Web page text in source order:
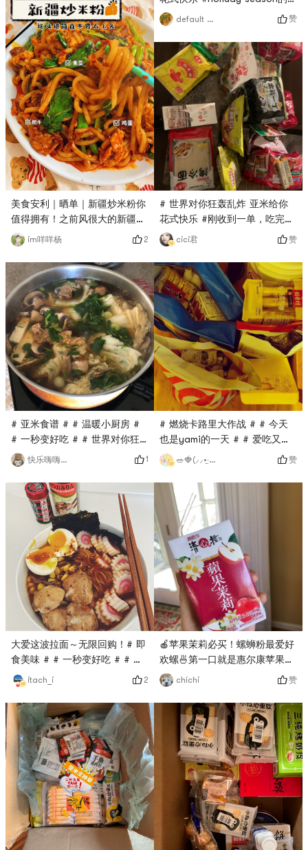
猪蹄先卤 冷却后 再炒随便加点
青菜 土豆好吃😋
美食安利｜晒单｜新疆炒米粉你
值得拥有！之前风很大的新疆炒
米粉我终于吃上了！！我买到的
是微辣口味的品牌是“粉鲜佳”！
米粉提前12小时浸泡才能缩短煮
粉的时间！不然要煮45分钟米粉
口感很劲道Q弹！！家里没什么
配菜就放了肥牛鸡蛋葱和青菜！
泡好的米粉先煮10分钟捞出过凉
水备用！锅里热油炒鸡蛋捞出放
葱花爆香放肥牛炒香！放青菜🥬
和米粉➕料包后加一丢丢水！收
干水份就可以起锅现在码字都还
在回味！😂可能我买到的是微辣
一整袋虽然看着红油很多的样
子…但辣度真的很低巴不得自己
再放几勺辣椒酱😂第一口还行越
次试试中辣或者爆辣感觉味道会
im咩咩杨 2
# 亚米食谱 # # 温暖小厨房 #
# 一秒变好吃 # # 世界对你狂
轰乱炸 亚米给你花式快乐 #冬
天 吃一顿 暖暖的 锅子酥肉 白
菜 豆腐 香菇 乌冬面有啥放啥
不限量葱花 香菜 撒一撒暖心暖
快乐嗨嗨烦恼拜拜 1
大爱这波拉面～无限回购！# 即
食美味 # # 一秒变好吃 # # 高
颜值美食 # # 世界对你狂轰乱
炸 亚米给你花式快乐 # 加几片
海苔，煮几个丸子和naruto，再
来一个水蛋，完美～～～～
itach_i 2
食有了😃！世界对你狂轰乱炸，
亚米给你盖零食高楼！
default user7777 赞
# 世界对你狂轰乱炸 亚米给你
花式快乐 #刚收到一单，吃完金
磨坊重庆小面，又下了两单，疫
情在家，2020最后一个月三单
鼓励自己，明年都会好起来的。
cici君 赞
# 燃烧卡路里大作战 # # 今天
也是yami的一天 # # 爱吃又想
瘦 # # 世界对你狂轰乱炸 亚米
给你花式快乐 # 好吃不多说，
上图！螺蛳粉我爱了，对亚米网
真是买不尽的吃货快乐😍😍😍
🥗🍓(⸝⸝•‧̫•⸝⸝)我的Oo奶泡 🌝🍑 赞
🍎苹果茉莉必买！螺蛳粉最爱好
欢螺🍜第一口就是惠尔康苹果汁
的味道回甘的味道就是茉莉清茶
的味道完全没有一丝丝违和的感
觉超级清爽 啊啊啊啊冰镇一下
夏天喝一定非常棒！！（当然冬
天喝也很好喝）这次主要是为了
买好欢螺的螺蛳粉10袋组合套餐
螺蛳粉我最喜欢好欢螺 因为感
觉比其它的更加浓郁一些煮螺蛳
粉时候 不是需要煮两次粉嘛 第
一次煮的8成熟 然后捞出来 用凉
水洗净第二次煮粉的时候 就要
把粉和料包同时放入锅里煮 这
chíchi 赞